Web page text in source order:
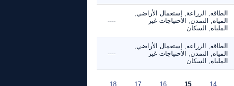
الطاقه, الزراعة, إستعمال الأراضي,
المياه, التمدن, الاحتياجات غير
الملباه, السكان
----
الطاقه, الزراعة, إستعمال الأراضي,
المياه, التمدن, الاحتياجات غير
الملباه, السكان
----
14
15
16
17
18